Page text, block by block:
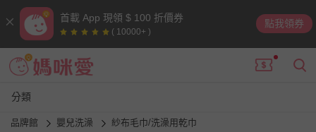
首載 App 現領 $ 100 折價券
( 10000+ )
點我領券
分類
品牌館 嬰兒洗澡 紗布毛巾/洗澡用乾巾